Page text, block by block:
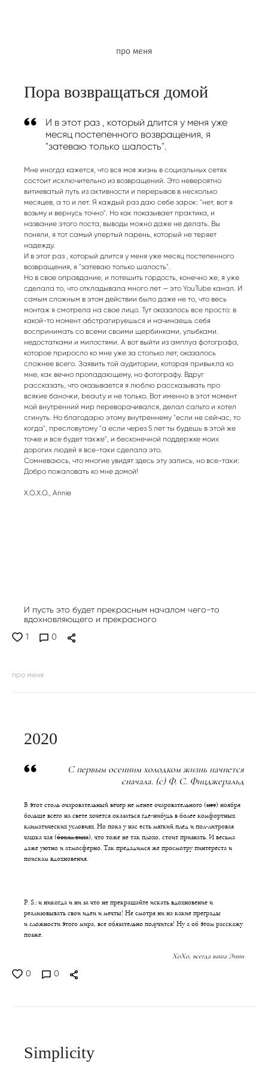
про меня
Пора возвращаться домой
И в этот раз , который длится у меня уже
месяц постепенного возвращения, я
"затеваю только шалость".
Мне иногда кажется, что вся моя жизнь в социальных сетях
состоит исключительно из возвращений. Это невероятно
витиеватый путь из активности и перерывов в несколько
месяцев, а то и лет. Я каждый раз даю себе зарок: "нет, вот я
возьму и вернусь точно". Но как показывает практика, и
название этого поста, выводы можно даже не делать. Вы
поняли, я тот самый упертый парень, который не теряет
надежду.
И в этот раз , который длится у меня уже месяц постепенного
возвращения, я "затеваю только шалость".
Но в свое оправдание, и потешить гордость, конечно же, я уже
сделала то, что откладывала много лет — это YouTube канал. И
самым сложным в этом действии было даже не то, что весь
монтаж я смотрела на свое лицо. Тут оказалось все просто: в
какой-то момент абстрагируешься и начинаешь себя
воспринимать со всеми своими щербинками, улыбками.
недостатками и милостями. А вот выйти из амплуа фотографа,
которое приросло ко мне уже за столько лет, оказалось
сложнее всего. Заявить той аудитории, которая привыкла ко
мне, как вечно пропадающему, но фотографу. Вдруг
рассказать, что оказывается я люблю рассказывать про
всякие баночки, beauty и не только. Вот именно в этот момент
мой внутренний мир переворачивался, делал сальто и хотел
сгинуть. Но благодарю этому внутреннему "если не сейчас, то
когда", пресловутому "а если через 5 лет ты будешь в этой же
точке и все будет также", и бесконечной поддержке моих
дорогих людей я все-таки сделала это.
Сомневаюсь, что многие увидят здесь эту запись, но все-таки:
Добро пожаловать ко мне домой!
Х.О.Х.О., Annie
И пусть это будет прекрасным началом чего-то
вдохновляющего и прекрасного
1
0
про меня
2020
С первым осенним холодком жизнь начнется
сначала. (с) Ф. С. Фицджеральд
В этот столь очаровательный вечер не менее очаровательного (нет) ноября
больше всего на свете хочется оказаться где-нибудь в более комфортных
климатических условиях. Но пока у нас есть мягкий плед и пол-литровая
чашка чая (бокал вина), что тоже не так плохо, стоит признать. И весьма
даже уютно и атмосферно. Так предадимся же просмотру пинтереста и
поискам вдохновения.
P. S.: и никогда и ни за что не прекращайте искать вдохновение и
реализовывать свои идеи и мечты! Не смотря ни на какие преграды
и сложности этого мира, все обязательно получится! Ну а об этом расскажу
позже.
ХоХо, всегда ваша Энни
0 0
Simplicity